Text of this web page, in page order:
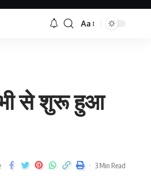
Aa
से शुरू हुआ
3 Min Read